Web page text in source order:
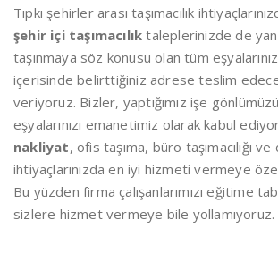
Tıpkı şehirler arası taşımacılık
şehir içi taşımacılık taleplerinizde de
taşınmaya söz konusu olan tüm
içerisinde belirttiğiniz adrese teslim
veriyoruz. Bizler, yaptığımız işe
eşyalarınızı emanetimiz olarak kabul
nakliyat, ofis taşıma, büro taşımacılığı ve
ihtiyaçlarınızda en iyi hizmeti vermeye
Bu yüzden firma çalışanlarımızı eğitime
sizlere hizmet vermeye bile yollamıyoruz.